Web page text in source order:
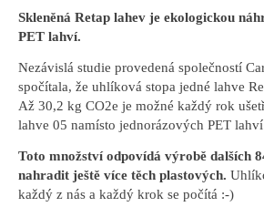
Skleněná Retap lahev je ekologickou
PET lahví.
Nezávislá studie provedená společností
spočítala, že uhlíková stopa jedné lahve
Až 30,2 kg CO2e je možné každý rok
lahve 05 namísto jednorázových PET
Toto množství odpovídá výrobě dalších
nahradit ještě více těch plastových.
každý z nás a každý krok se počítá :-)